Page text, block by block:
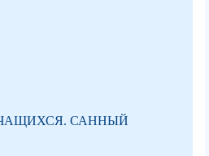
САННЫЙ